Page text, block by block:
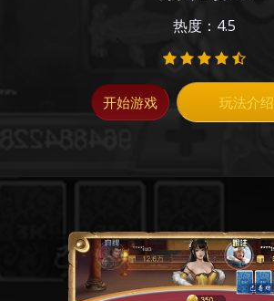
热度：4.5
开始游戏 玩法介绍